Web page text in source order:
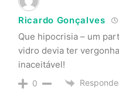
Ricardo Gonçalves
Que hipocrisia – um
vidro devia ter
inaceitável!
0